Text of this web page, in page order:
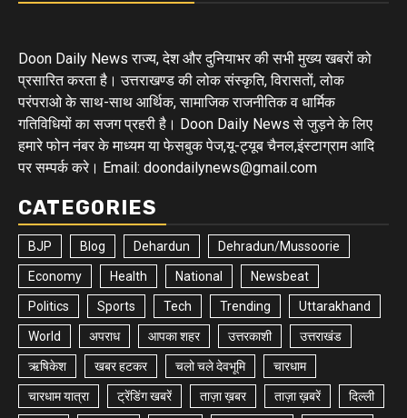
Doon Daily News राज्य, देश और दुनियाभर की सभी मुख्य खबरों को
प्रसारित करता है। उत्तराखण्ड की लोक संस्कृति, विरासतों, लोक
परंपराओ के साथ-साथ आर्थिक, सामाजिक राजनीतिक व धार्मिक
गतिविधियों का सजग प्रहरी है। Doon Daily News से जुड़ने के लिए
हमारे फोन नंबर के माध्यम या फेसबुक पेज,यू-ट्यूब चैनल,इंस्टाग्राम आदि
पर सम्पर्क करे। Email: doondailynews@gmail.com
CATEGORIES
BJP Blog Dehardun Dehradun/Mussoorie
Economy Health National Newsbeat
Politics Sports Tech Trending Uttarakhand
World अपराध आपका शहर उत्तरकाशी उत्तराखंड
ऋषिकेश खबर हटकर चलो चले देवभूमि चारधाम
चारधाम यात्रा ट्रेंडिंग खबरें ताज़ा ख़बर ताज़ा ख़बरें दिल्ली